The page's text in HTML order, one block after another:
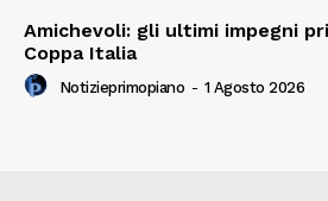
Amichevoli: gli ultimi impegni
Coppa Italia
Notizieprimopiano - 1 Agosto 2026